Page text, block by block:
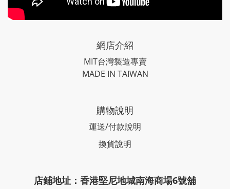
網店介紹
MIT台灣製造專賣
MADE IN TAIWAN
購物說明
運送/付款說明
換貨說明
店鋪地址：香港堅尼地城南海商場6號舖